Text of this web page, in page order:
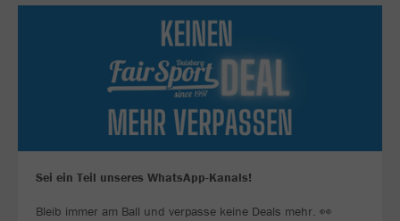
Sei ein Teil unseres WhatsApp-Kanals!
Bleib immer am Ball und verpasse keine Deals mehr. 👀